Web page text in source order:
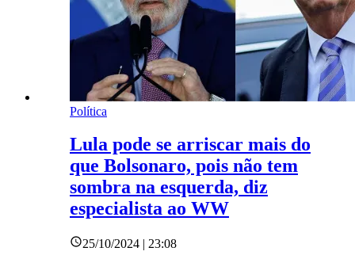
Política
Lula pode se arriscar mais do
que Bolsonaro, pois não tem
sombra na esquerda, diz
especialista ao WW
25/10/2024 | 23:08